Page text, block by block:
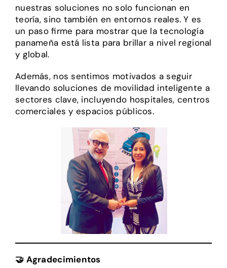
nuestras soluciones no solo funcionan en
teoría, sino también en entornos reales. Y es
un paso firme para mostrar que la tecnología
panameña está lista para brillar a nivel regional
y global.
Además, nos sentimos motivados a seguir
llevando soluciones de movilidad inteligente a
sectores clave, incluyendo hospitales, centros
comerciales y espacios públicos.
🤝 Agradecimientos